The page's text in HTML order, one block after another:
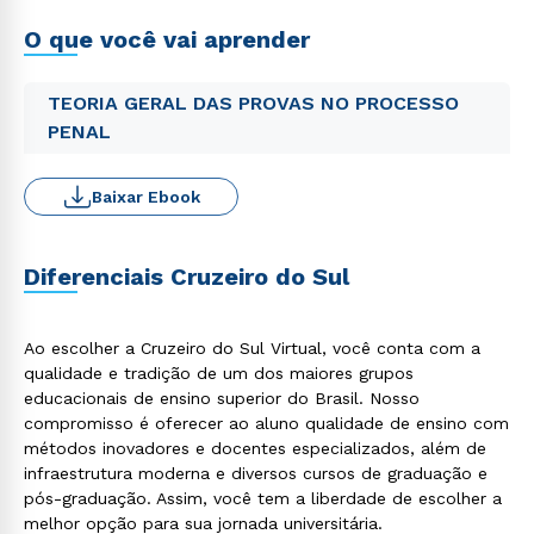
O que você vai aprender
TEORIA GERAL DAS PROVAS NO PROCESSO
PENAL
Baixar Ebook
Diferenciais Cruzeiro do Sul
Ao escolher a Cruzeiro do Sul Virtual, você conta com a
qualidade e tradição de um dos maiores grupos
educacionais de ensino superior do Brasil. Nosso
compromisso é oferecer ao aluno qualidade de ensino com
métodos inovadores e docentes especializados, além de
infraestrutura moderna e diversos cursos de graduação e
pós-graduação. Assim, você tem a liberdade de escolher a
melhor opção para sua jornada universitária.